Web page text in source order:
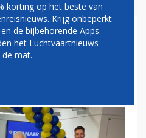
MIJLPAAL
ÉÉN JAAR
korting op het beste van
Krijg onbeperkt
de bijbehorende Apps.
het Luchtvaartnieuws
mat.